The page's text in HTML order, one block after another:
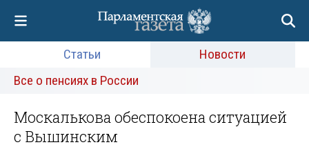
Статьи
Новости
Все о пенсиях в России
Москалькова обеспокоена ситуацией
с Вышинским